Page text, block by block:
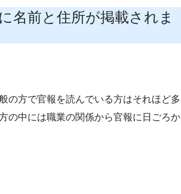
名前と住所が掲載されま
の方で官報を読んでいる方はそれほど多
の中には職業の関係から官報に日ごろか